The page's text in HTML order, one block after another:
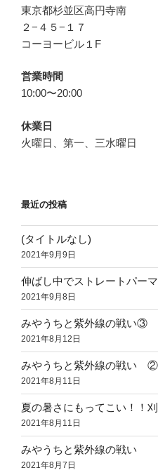
東京都杉並区高円寺南
２−４５−１７
コーヨービル１F
営業時間
10:00〜20:00
休業日
火曜日、第一、三水曜日
最近の投稿
(タイトルなし)
2021年9月9日
伸ばし中でストレートパー
2021年9月8日
みやうちと紫外線の戦い③
2021年8月12日
みやうちと紫外線の戦い ②
2021年8月11日
夏の暑さにもってこい！！
2021年8月11日
みやうちと紫外線の戦い
2021年8月7日